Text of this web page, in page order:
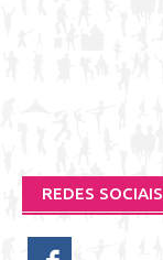
REDES SOCIAIS